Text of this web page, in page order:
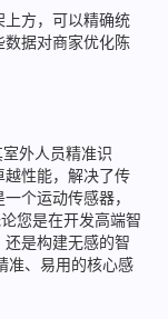
方，可以精确统
据对商家优化陈
外人员精准识
性能，解决了传
个运动传感器，
您是在开发高端智
是构建无感的智
准、易用的核心感